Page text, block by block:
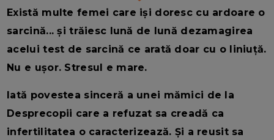
Există multe femei care iși doresc cu ardoare o
sarcină... și trăiesc lună de lună dezamagirea
acelui test de sarcină ce arată doar cu o liniuță.
Nu e ușor. Stresul e mare.
Iată povestea sinceră a unei mămici de la
Desprecopii care a refuzat sa creadă ca
infertilitatea o caracterizează. Și a reusit sa